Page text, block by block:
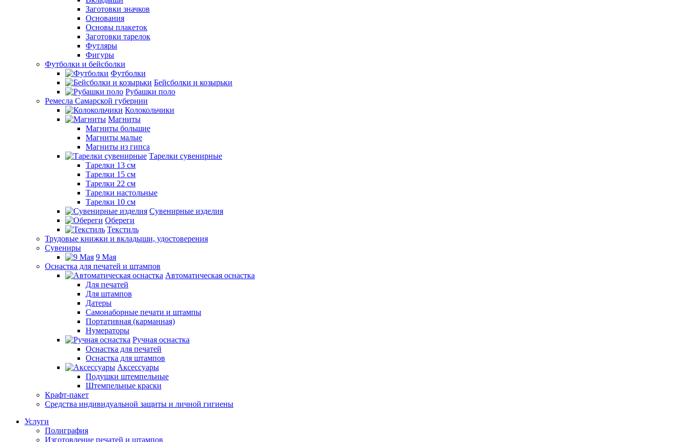
Заготовки значков
Основания
Основы плакеток
Заготовки тарелок
Футляры
Фигуры
Футболки и бейсболки
Футболки
Бейсболки и козырьки
Рубашки поло
Ремесла Самарской губернии
Колокольчики
Магниты
Магниты большие
Магниты малые
Магниты из гипса
Тарелки сувенирные
Тарелки 13 см
Тарелки 15 см
Тарелки 22 см
Тарелки настольные
Тарелки 10 см
Сувенирные изделия
Обереги
Текстиль
Трудовые книжки и вкладыши, удостоверения
Сувениры
9 Мая
Оснастка для печатей и штампов
Автоматическая оснастка
Для печатей
Для штампов
Датеры
Самонаборные печати и штампы
Портативная (карманная)
Нумераторы
Ручная оснастка
Оснастка для печатей
Оснастка для штампов
Аксессуары
Подушки штемпельные
Штемпельные краски
Крафт-пакет
Средства индивидуальной защиты и личной гигиены
Услуги
Полиграфия
Изготовление печатей и штампов